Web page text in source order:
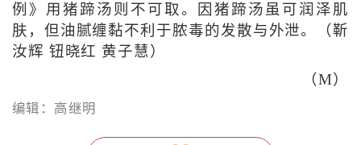
例》用猪蹄汤则不可取。因猪蹄汤虽可润泽肌
肤，但油腻缠黏不利于脓毒的发散与外泄。（靳
汝辉 钮晓红 黄子慧）
（M）
编辑：高继明